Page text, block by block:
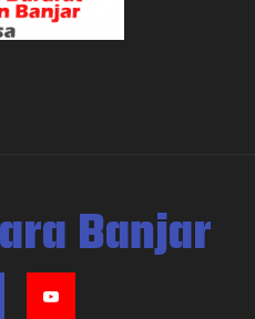
Banjar